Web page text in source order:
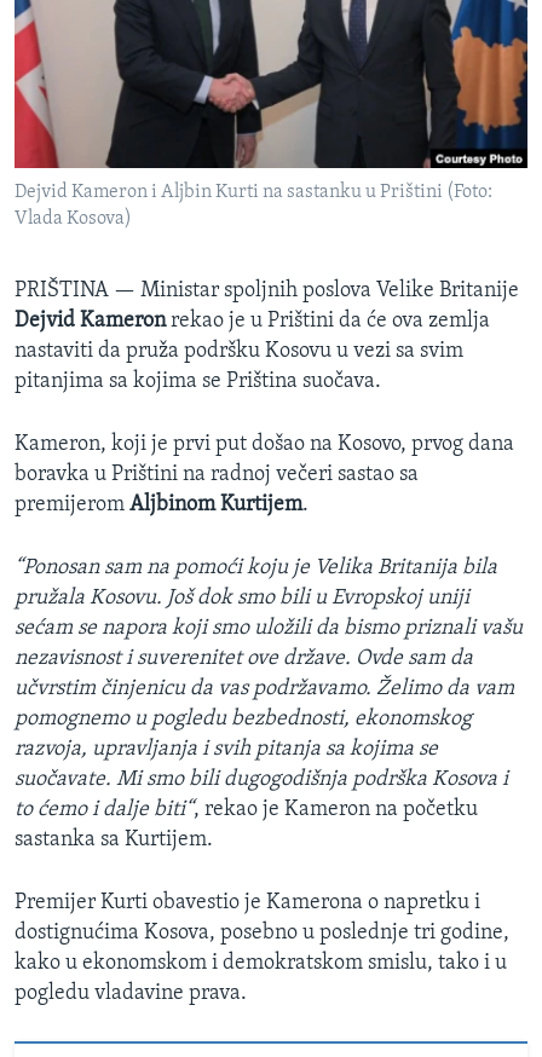
INTERVJU
Dejvid Kameron i Aljbin Kurti na sastanku u Prištini (Foto:
Vlada Kosova)
PRIŠTINA — Ministar spoljnih poslova Velike Britanije
Dejvid Kameronrekao je u Prištini da će ova zemlja
nastaviti da pruža podršku Kosovu u vezi sa svim
pitanjima sa kojima se Priština suočava.
Kameron, koji je prvi put došao na Kosovo, prvog dana
boravka u Prištini na radnoj večeri sastao sa
premijerom Aljbinom Kurtijem.
“Ponosan sam na pomoći koju je Velika Britanija bila
pružala Kosovu. Još dok smo bili u Evropskoj uniji
sećam se napora koji smo uložili da bismo priznali vašu
nezavisnost i suverenitet ove države. Ovde sam da
učvrstim činjenicu da vas podržavamo. Želimo da vam
pomognemo u pogledu bezbednosti, ekonomskog
razvoja, upravljanja i svih pitanja sa kojima se
suočavate. Mi smo bili dugogodišnja podrška Kosova i
to ćemo i dalje biti“, rekao je Kameron na početku
sastanka sa Kurtijem.
Premijer Kurti obavestio je Kamerona o napretku i
dostignućima Kosova, posebno u poslednje tri godine,
kako u ekonomskom i demokratskom smislu, tako i u
pogledu vladavine prava.